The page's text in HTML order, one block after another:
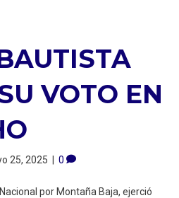
VOTO EN
25, 2025 | 0
por Montaña Baja, ejerció